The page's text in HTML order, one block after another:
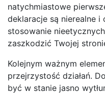
natychmiastowe
deklaracje są nierealne i
stosowanie
zaszkodzić Twojej
Kolejnym ważnym
przejrzystość działań.
być w stanie jasno